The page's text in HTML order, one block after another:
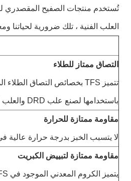
تُستخدم منتجات الصفيح المقصدري
العلب الفنية ، تلك ضرورية لحياتنا
التصاق ممتاز للطلاء
باستخدامها لصنع علب DRD والعلب اللاصقة.
مقاومة ممتازة للحرارة
لا يتسبب الخبز بدرجة حرارة عالية
مقاومة ممتازة لتبييض الكبريت